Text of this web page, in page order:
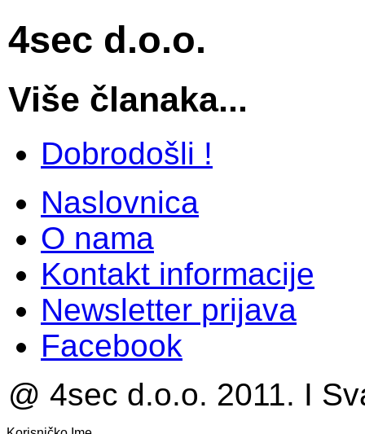
4sec d.o.o.
Više članaka...
Dobrodošli !
Naslovnica
O nama
Kontakt informacije
Newsletter prijava
Facebook
@ 4sec d.o.o. 2011. I